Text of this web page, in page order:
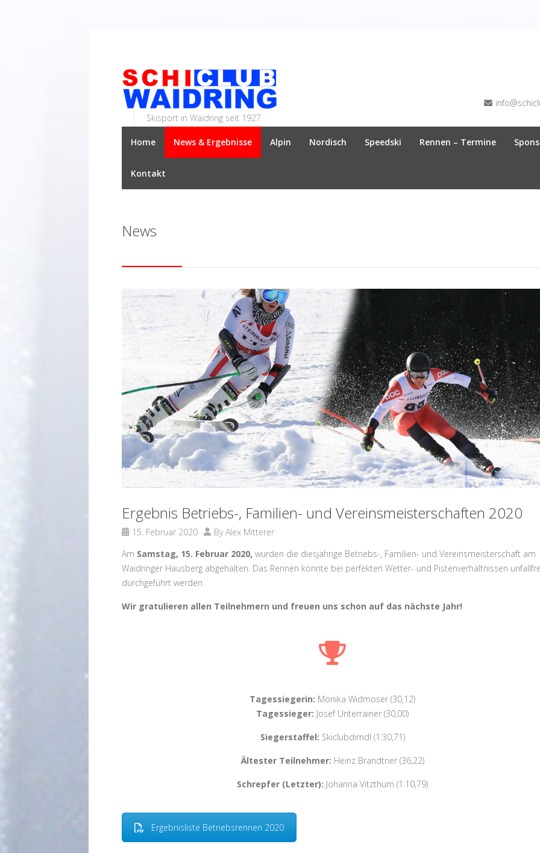
Skisport in Waidring seit 1927
Home News & Ergebnisse Alpin Nordisch Speedski Rennen – Termine
Kontakt
News
Ergebnis Betriebs-, Familien- und Vereinsmeisterschaften 2020
15. Februar 2020 ByAlex Mitterer
Am Samstag, 15. Februar 2020, wurden die diesjährige Betriebs-, Familien- und Vereinsmeisterschaft am
Waidringer Hausberg abgehalten. Das Rennen konnte bei perfekten Wetter- und Pistenverhältnissen
durchgeführt werden.
Wir gratulieren allen Teilnehmern und freuen uns schon auf das nächste Jahr!
Tagessiegerin: Monika Widmoser (30,12)
Tagessieger: Josef Unterrainer (30,00)
Siegerstaffel: Skiclubdirndl (1:30,71)
Ältester Teilnehmer: Heinz Brandtner (36,22)
Schrepfer (Letzter): Johanna Vitzthum (1:10,79)
Ergebnisliste Betriebsrennen 2020